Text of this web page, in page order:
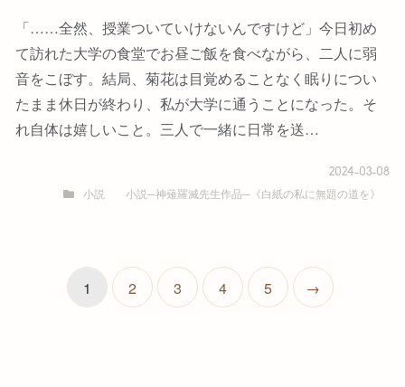
「……全然、授業ついていけないんですけど」今日初め
て訪れた大学の食堂でお昼ご飯を食べながら、二人に弱
音をこぼす。結局、菊花は目覚めることなく眠りについ
たまま休日が終わり、私が大学に通うことになった。そ
れ自体は嬉しいこと。三人で一緒に日常を送…
2024-03-08
小説 小説─神薙羅滅先生作品─《白紙の私に無題の道を》
1 2 3 4 5 →